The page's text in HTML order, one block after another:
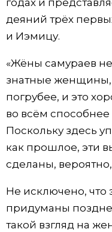
годах и
деяний трёх
и Иэмицу.
«Жёны самураев
знатные женщины,
погрубее, и это
во всём
Поскольку здесь
как прошлое, эти
сделаны,
Не исключено, что
придуманы
такой взгляд на